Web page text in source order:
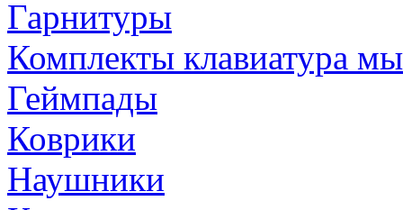
Гарнитуры
Комплекты клавиатура
Геймпады
Коврики
Наушники